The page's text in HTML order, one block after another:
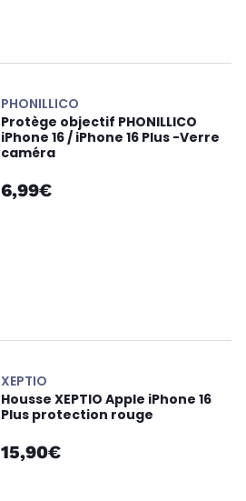
PHONILLICO
Protège objectif PHONILLICO
iPhone 16 / iPhone 16 Plus -Verre
caméra
6,99€
XEPTIO
Housse XEPTIO Apple iPhone 16
Plus protection rouge
15,90€